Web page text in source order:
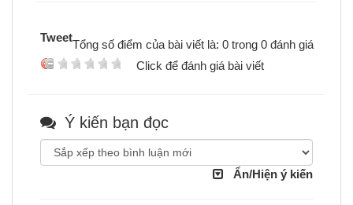
Tweet
Tổng số điểm của bài viết là: 0 trong 0 đánh giá
Click để đánh giá bài viết
Ý kiến bạn đọc
Ẩn/Hiện ý kiến